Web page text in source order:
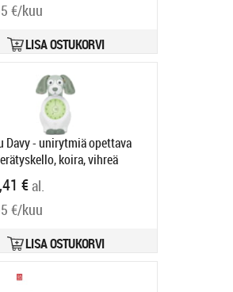
€/kuu
LISA OSTUKORVI
Davy - unirytmiä opettava
koira, vihreä
Tarneaeg 4-6 tp
€al.
€/kuu
LISA OSTUKORVI